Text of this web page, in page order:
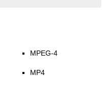
MPEG-4
MP4